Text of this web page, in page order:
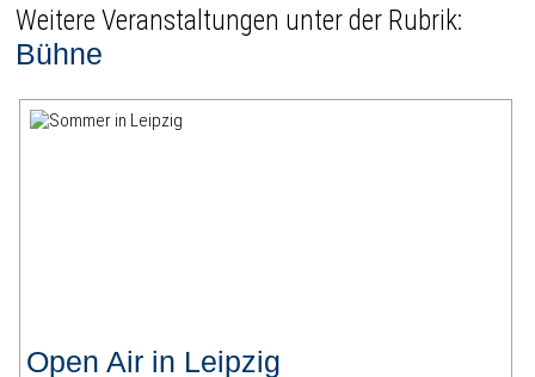
Weitere Veranstaltungen unter der Rubrik:
Bühne
Open Air in Leipzig